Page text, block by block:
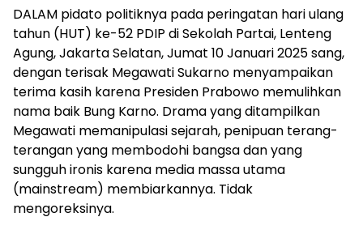
DALAM pidato politiknya pada peringatan hari ulang
tahun (HUT) ke-52 PDIP di Sekolah Partai, Lenteng
Agung, Jakarta Selatan, Jumat 10 Januari 2025 sang,
dengan terisak Megawati Sukarno menyampaikan
terima kasih karena Presiden Prabowo memulihkan
nama baik Bung Karno. Drama yang ditampilkan
Megawati memanipulasi sejarah, penipuan terang-
terangan yang membodohi bangsa dan yang
sungguh ironis karena media massa utama
(mainstream) membiarkannya. Tidak
mengoreksinya.